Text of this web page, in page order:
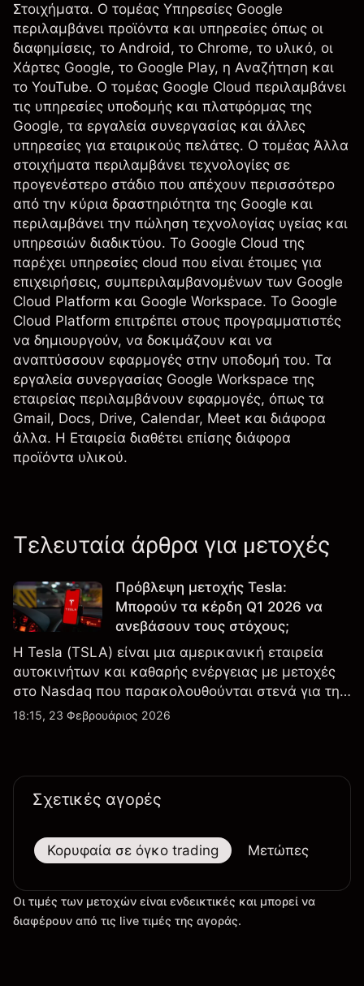
Στοιχήματα. Ο τομέας Υπηρεσίες Google
περιλαμβάνει προϊόντα και υπηρεσίες όπως οι
διαφημίσεις, το Android, το Chrome, το υλικό, οι
Χάρτες Google, το Google Play, η Αναζήτηση και
το YouTube. Ο τομέας Google Cloud περιλαμβάνει
τις υπηρεσίες υποδομής και πλατφόρμας της
Google, τα εργαλεία συνεργασίας και άλλες
υπηρεσίες για εταιρικούς πελάτες. Ο τομέας Άλλα
στοιχήματα περιλαμβάνει τεχνολογίες σε
προγενέστερο στάδιο που απέχουν περισσότερο
από την κύρια δραστηριότητα της Google και
περιλαμβάνει την πώληση τεχνολογίας υγείας και
υπηρεσιών διαδικτύου. Το Google Cloud της
παρέχει υπηρεσίες cloud που είναι έτοιμες για
επιχειρήσεις, συμπεριλαμβανομένων των Google
Cloud Platform και Google Workspace. Το Google
Cloud Platform επιτρέπει στους προγραμματιστές
να δημιουργούν, να δοκιμάζουν και να
αναπτύσσουν εφαρμογές στην υποδομή του. Τα
εργαλεία συνεργασίας Google Workspace της
εταιρείας περιλαμβάνουν εφαρμογές, όπως τα
Gmail, Docs, Drive, Calendar, Meet και διάφορα
άλλα. Η Εταιρεία διαθέτει επίσης διάφορα
προϊόντα υλικού.
Τελευταία άρθρα για μετοχές
Πρόβλεψη μετοχής Tesla:
Μπορούν τα κέρδη Q1 2026 να
ανεβάσουν τους στόχους;
Η Tesla (TSLA) είναι μια αμερικανική εταιρεία
αυτοκινήτων και καθαρής ενέργειας με μετοχές
στο Nasdaq που παρακολουθούνται στενά για την
απόδοση κερδών, τα δεδομένα παραδόσεων και
18:15, 23 Φεβρουάριος 2026
Σχετικές αγορές
Κορυφαία σε όγκο trading Μετώπες
Οι τιμές των μετοχών είναι ενδεικτικές και μπορεί να
διαφέρουν από τις live τιμές της αγοράς.